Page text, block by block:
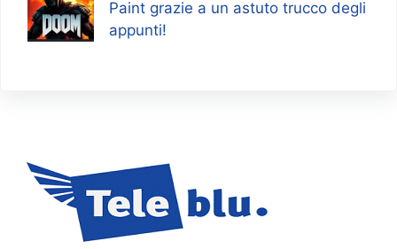
Paint grazie a un astuto trucco degli
appunti!